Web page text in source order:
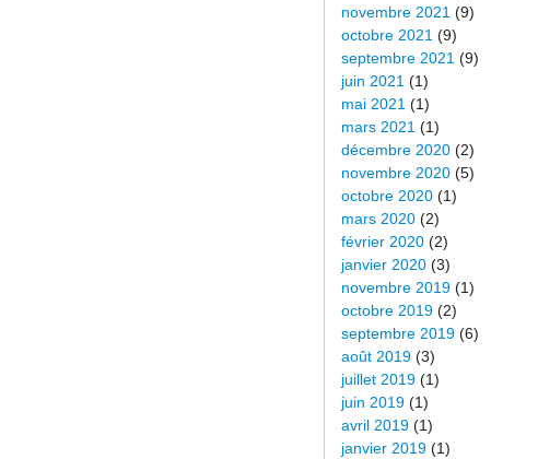
novembre 2021 (9)
octobre 2021 (9)
septembre 2021 (9)
juin 2021 (1)
mai 2021 (1)
mars 2021 (1)
décembre 2020 (2)
novembre 2020 (5)
octobre 2020 (1)
mars 2020 (2)
février 2020 (2)
janvier 2020 (3)
novembre 2019 (1)
octobre 2019 (2)
septembre 2019 (6)
août 2019 (3)
juillet 2019 (1)
juin 2019 (1)
avril 2019 (1)
janvier 2019 (1)